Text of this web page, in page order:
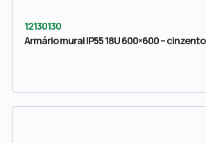
12130130
Armário mural IP55 18U 600×600 – cinzento